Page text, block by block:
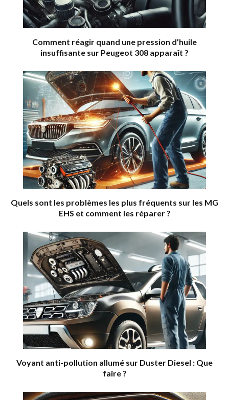
Comment réagir quand une pression d’huile
insuffisante sur Peugeot 308 apparaît ?
Quels sont les problèmes les plus fréquents sur les MG
EHS et comment les réparer ?
Voyant anti-pollution allumé sur Duster Diesel : Que
faire ?